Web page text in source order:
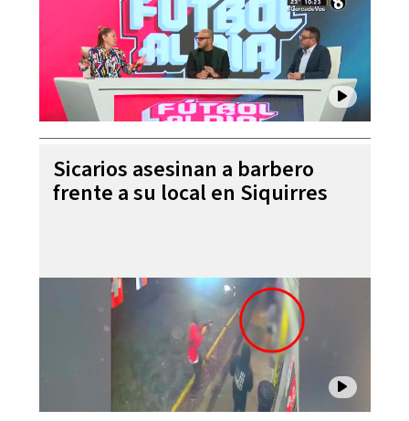
Sicarios asesinan a barbero
frente a su local en Siquirres